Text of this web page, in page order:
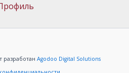
разработан Agodoo Digital Solutions